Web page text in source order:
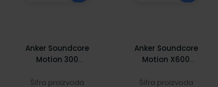
Anker Soundcore
Motion 300
bluetooth zvučnik,
Šifra proizvoda
Anker Soundcore
Motion X600
zvučnik, 50W, IPX7,
Šifra proizvoda